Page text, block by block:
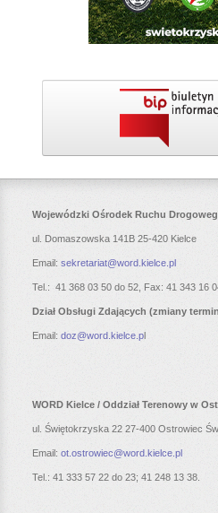
Wojewódzki Ośrodek Ruchu
ul. Domaszowska 141B 25-420 Kielce
Email:sekretariat@word.kielce.pl
Tel.: 41 368 03 50 do 52,Fax: 41 343 16
Dział Obsługi Zdających (zmiany
Email:doz@word.kielce.pl
WORD Kielce / Oddział Terenowy w
ul. Świętokrzyska 22 27-400 Ostrowiec
Email:ot.ostrowiec@word.kielce.pl
Tel.: 41 333 57 22 do 23; 41 248 13 38.